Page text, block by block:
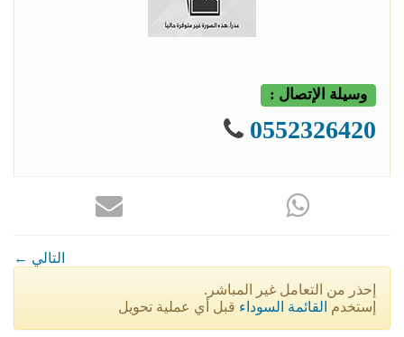
وسيلة الإتصال :
0552326420
← التالي
إحذر من التعامل غير المباشر.
إستخدم القائمة السوداء قبل أي عملية تحويل